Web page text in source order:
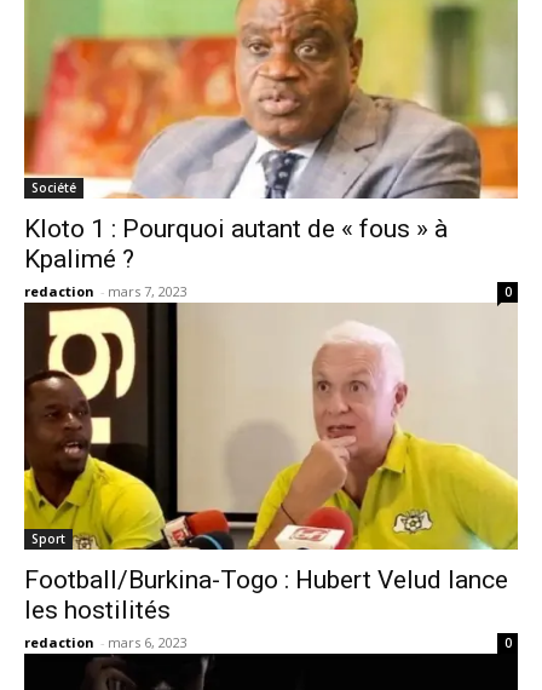
Société
Kloto 1 : Pourquoi autant de « fous » à
Kpalimé ?
redaction - mars 7, 2023 0
Sport
Football/Burkina-Togo : Hubert Velud lance
les hostilités
redaction - mars 6, 2023 0